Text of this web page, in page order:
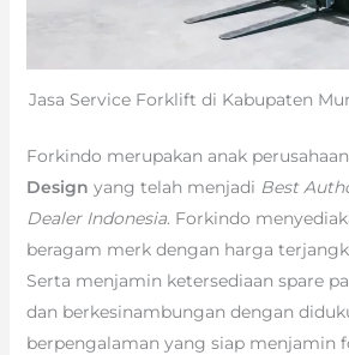
Jasa Service Forklift di Kabupaten
Forkindo merupakan anak
Design yang telah menjadi Best
Dealer Indonesia. Forkindo
beragam merk dengan harga
Serta menjamin ketersediaan spare
dan berkesinambungan dengan
berpengalaman yang siap menjamin